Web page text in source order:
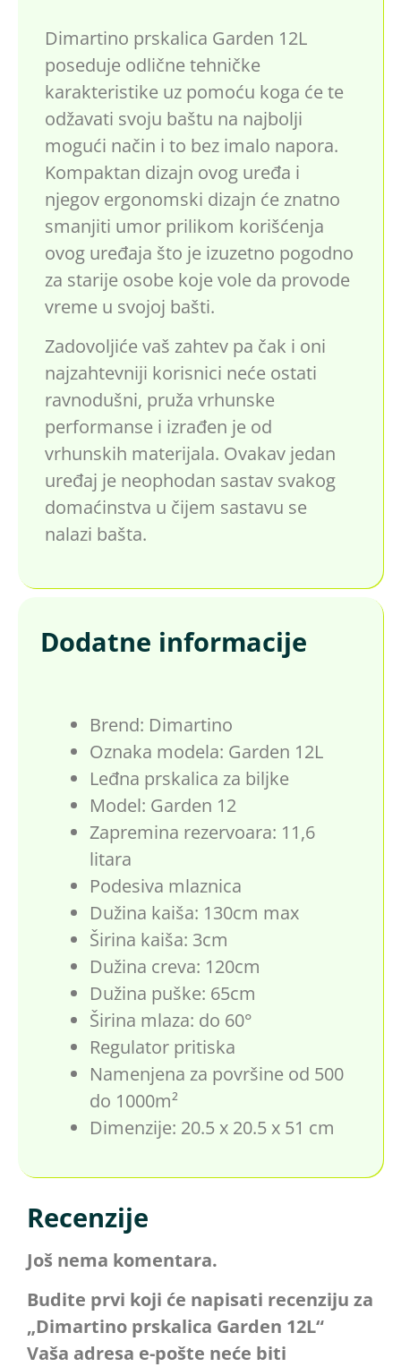
Dimartino prskalica Garden 12L
poseduje odlične tehničke
karakteristike uz pomoću koga će te
odžavati svoju baštu na najbolji
mogući način i to bez imalo napora.
Kompaktan dizajn ovog uređa i
njegov ergonomski dizajn će znatno
smanjiti umor prilikom korišćenja
ovog uređaja što je izuzetno pogodno
za starije osobe koje vole da provode
vreme u svojoj bašti.
Zadovoljiće vaš zahtev pa čak i oni
najzahtevniji korisnici neće ostati
ravnodušni, pruža vrhunske
performanse i izrađen je od
vrhunskih materijala. Ovakav jedan
uređaj je neophodan sastav svakog
domaćinstva u čijem sastavu se
nalazi bašta.
Dodatne informacije
Brend: Dimartino
Oznaka modela: Garden 12L
Leđna prskalica za biljke
Model: Garden 12
Zapremina rezervoara: 11,6
litara
Podesiva mlaznica
Dužina kaiša: 130cm max
Širina kaiša: 3cm
Dužina creva: 120cm
Dužina puške: 65cm
Širina mlaza: do 60°
Regulator pritiska
Namenjena za površine od 500
do 1000m²
Dimenzije: 20.5 x 20.5 x 51 cm
Recenzije
Još nema komentara.
Budite prvi koji će napisati recenziju za
„Dimartino prskalica Garden 12L“
Vaša adresa e-pošte neće biti